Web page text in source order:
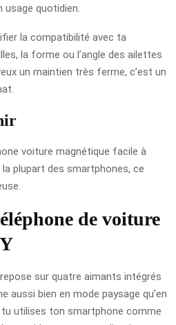
quotidien.
la compatibilité avec ta
la forme ou l’angle des ailettes
un maintien très ferme, c’est un
voiture magnétique facile à
plupart des smartphones, ce
de voiture
sur quatre aimants intégrés
aussi bien en mode paysage qu’en
utilises ton smartphone comme